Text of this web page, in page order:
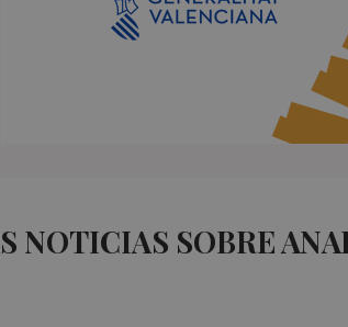
NOTICIAS SOBRE